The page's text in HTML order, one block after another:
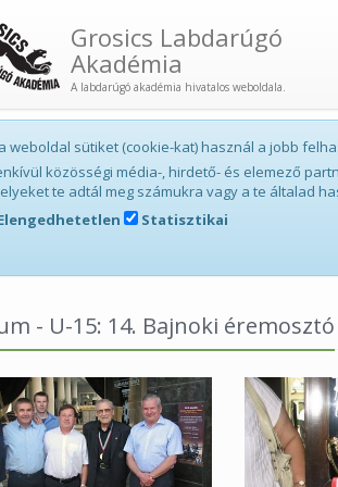
Grosics Labdarúgó
Akadémia
A labdarúgó akadémia hivatalos weboldala.
weboldal sütiket (cookie-kat) használ a jobb
közösségi média-, hirdető- és elemező
te adtál meg számukra vagy a te általad
Statisztikai
- U-15: 14. Bajnoki éremosztó